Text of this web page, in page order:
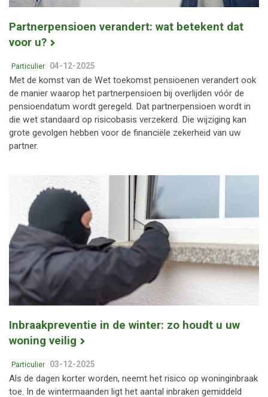
Partnerpensioen verandert: wat betekent dat
voor u?
Particulier 04-12-2025
Met de komst van de Wet toekomst pensioenen verandert ook
de manier waarop het partnerpensioen bij overlijden vóór de
pensioendatum wordt geregeld. Dat partnerpensioen wordt in
die wet standaard op risicobasis verzekerd. Die wijziging kan
grote gevolgen hebben voor de financiële zekerheid van uw
partner.
Inbraakpreventie in de winter: zo houdt u uw
woning veilig
Particulier 03-12-2025
Als de dagen korter worden, neemt het risico op woninginbraak
toe. In de wintermaanden ligt het aantal inbraken gemiddeld